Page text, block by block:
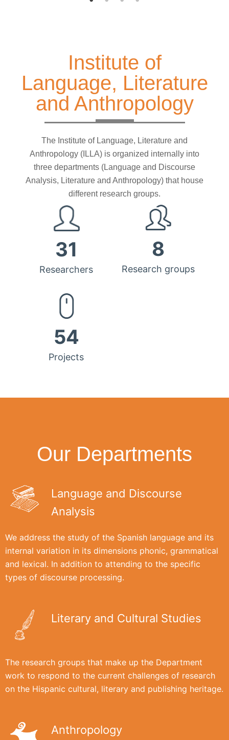
Institute of
Language, Literature
and Anthropology
The Institute of Language, Literature and
Anthropology (ILLA) is organized internally into
three departments (Language and Discourse
Analysis, Literature and Anthropology) that house
different research groups.
31
Researchers
8
Research groups
54
Projects
Our Departments
Language and Discourse
Analysis
We address the study of the Spanish language and its
internal variation in its dimensions phonic, grammatical
and lexical. In addition to attending to the specific
types of discourse processing.
Literary and Cultural Studies
The research groups that make up the Department
work to respond to the current challenges of research
on the Hispanic cultural, literary and publishing heritage.
Anthropology